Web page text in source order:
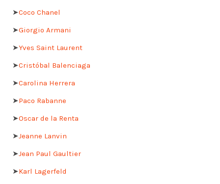
➤Coco Chanel
➤Giorgio Armani
➤Yves Saint Laurent
➤Cristóbal Balenciaga
➤Carolina Herrera
➤Paco Rabanne
➤Oscar de la Renta
➤Jeanne Lanvin
➤Jean Paul Gaultier
➤Karl Lagerfeld